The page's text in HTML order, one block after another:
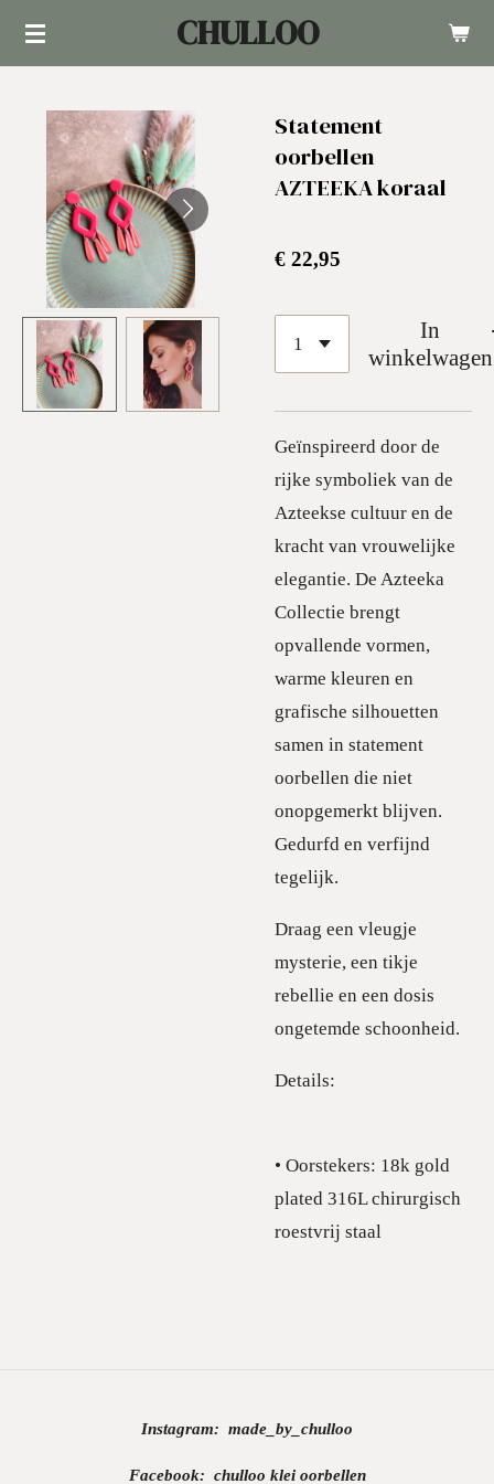
Ga
hoofdinhoud
CHULLOO
Statement
oorbellen
AZTEEKA koraal
€ 22,95
In
winkelwagen
Geïnspireerd door de
rijke symboliek van de
Azteekse cultuur en de
kracht van vrouwelijke
elegantie. De Azteeka
Collectie brengt
opvallende vormen,
warme kleuren en
grafische silhouetten
samen in statement
oorbellen die niet
onopgemerkt blijven.
Gedurfd en verfijnd
tegelijk.
Draag een vleugje
mysterie, een tikje
rebellie en een dosis
ongetemde schoonheid.
Details:
• Oorstekers: 18k gold
plated 316L chirurgisch
roestvrij staal
Instagram: made_by_chulloo
Facebook: chulloo klei oorbellen